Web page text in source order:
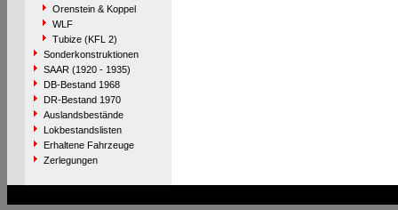
Orenstein & Koppel
WLF
Tubize (KFL 2)
Sonderkonstruktionen
SAAR (1920 - 1935)
DB-Bestand 1968
DR-Bestand 1970
Auslandsbestände
Lokbestandslisten
Erhaltene Fahrzeuge
Zerlegungen